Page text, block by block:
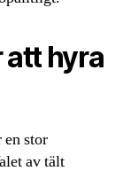
att hyra
en stor
av tält